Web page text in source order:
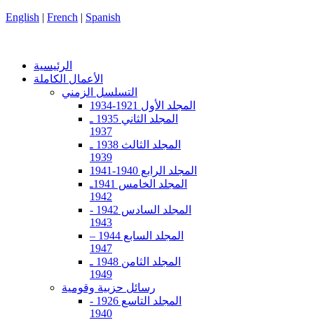
English | French | Spanish
الرئيسية
الأعمال الكاملة
التسلسل الزمني
المجلد الأول 1921-1934
المجلد الثاني 1935 ـ
1937
المجلد الثالث 1938 ـ
1939
المجلد الرابع 1940-1941
المجلد الخامس 1941ـ
1942
المجلد السادس 1942 -
1943
المجلد السابع 1944 –
1947
المجلد الثامن 1948 ـ
1949
رسائل حزبية وقومية
المجلد التاسع 1926 -
1940